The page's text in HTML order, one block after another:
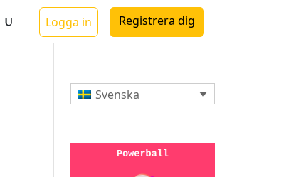
Logga in Registrera dig
Svenska